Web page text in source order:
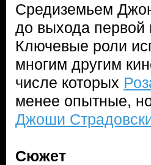
Средиземьем
до выхода первой
Ключевые роли
многим другим
числе которых
менее опытные,
Джоши
Сюжет